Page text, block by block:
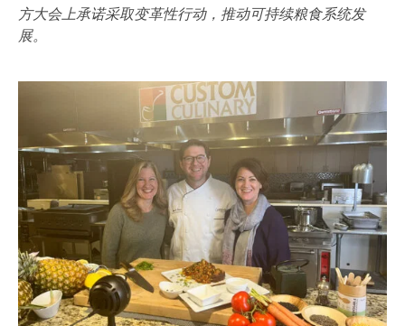
方大会上承诺采取变革性行动，推动可持续粮食系统发
展。